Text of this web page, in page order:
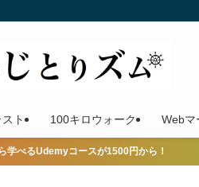
ト 100キロウォーク Webマ
学べるUdemyコースが1500円から！